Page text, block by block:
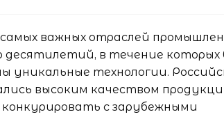
самых важных отраслей
десятилетий, в течение которых
уникальные технологии.
высоким качеством
с зарубежными